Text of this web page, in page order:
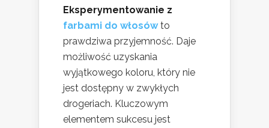
Eksperymentowanie z
farbami do włosówto
prawdziwa przyjemność. Daje
możliwość uzyskania
wyjątkowego koloru, który nie
jest dostępny w zwykłych
drogeriach. Kluczowym
elementem sukcesu jest